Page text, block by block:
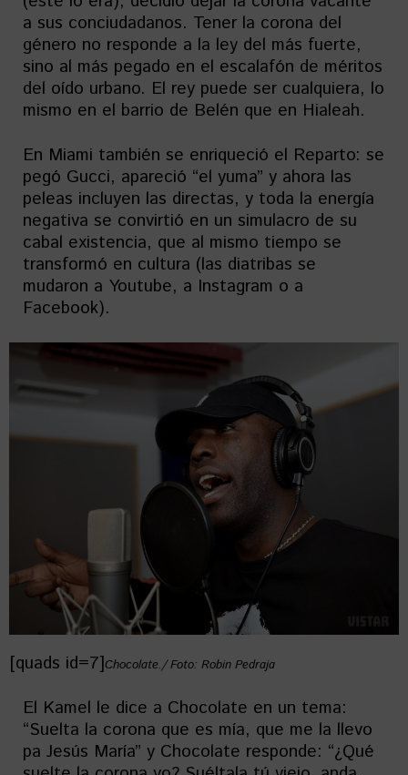
a sus conciudadanos. Tener la corona del
género no responde a la ley del más fuerte,
sino al más pegado en el escalafón de méritos
del oído urbano. El rey puede ser cualquiera, lo
mismo en el barrio de Belén que en Hialeah.
En Miami también se enriqueció el Reparto: se
pegó Gucci, apareció “el yuma” y ahora las
peleas incluyen las directas, y toda la energía
negativa se convirtió en un simulacro de su
cabal existencia, que al mismo tiempo se
transformó en cultura (las diatribas se
mudaron a Youtube, a Instagram o a
Facebook).
[quads id=7]Chocolate./ Foto: Robin Pedraja
El Kamel le dice a Chocolate en un tema:
“Suelta la corona que es mía, que me la llevo
pa Jesús María” y Chocolate responde: “¿Qué